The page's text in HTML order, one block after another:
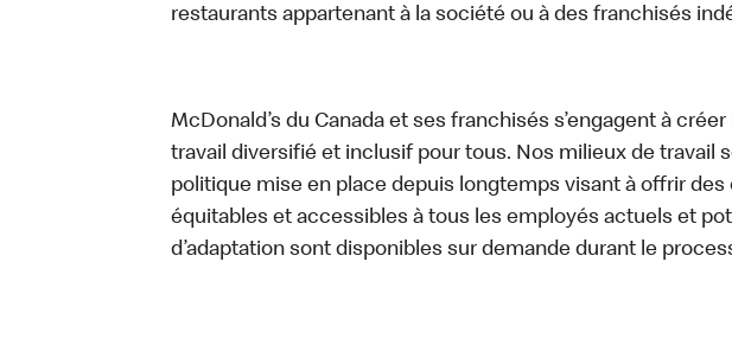
restaurants appartenant à la société ou à des franchisés
McDonald’s du Canada et ses franchisés s’engagent à
travail diversifié et inclusif pour tous. Nos milieux de travail
politique mise en place depuis longtemps visant à offrir
équitables et accessibles à tous les employés actuels et
d’adaptation sont disponibles sur demande durant le